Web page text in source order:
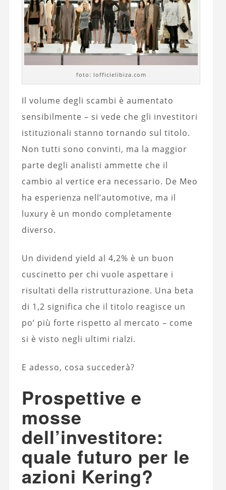
foto: lofficielibiza.com
Il volume degli scambi è aumentato
sensibilmente – si vede che gli investitori
istituzionali stanno tornando sul titolo.
Non tutti sono convinti, ma la maggior
parte degli analisti ammette che il
cambio al vertice era necessario. De Meo
ha esperienza nell’automotive, ma il
luxury è un mondo completamente
diverso.
Un dividend yield al 4,2% è un buon
cuscinetto per chi vuole aspettare i
risultati della ristrutturazione. Una beta
di 1,2 significa che il titolo reagisce un
po’ più forte rispetto al mercato – come
si è visto negli ultimi rialzi.
E adesso, cosa succederà?
Prospettive e
mosse
dell’investitore:
quale futuro per le
azioni Kering?